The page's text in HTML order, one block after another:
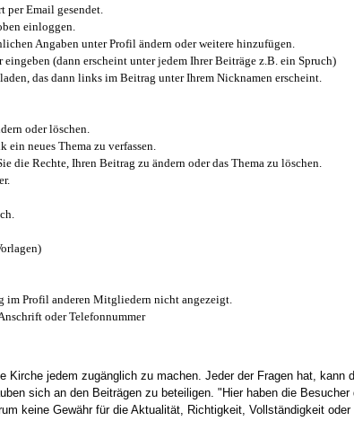
per Email gesendet.
einloggen.
Angaben unter Profil ändern oder weitere hinzufügen.
(dann erscheint unter jedem Ihrer Beiträge z.B. ein Spruch)
das dann links im Beitrag unter Ihrem Nicknamen erscheint.
oder löschen.
neues Thema zu verfassen.
die Rechte, Ihren Beitrag zu ändern oder das Thema zu löschen.
im Profil anderen Mitgliedern nicht angezeigt.
oder Telefonnummer
Kirche jedem zugänglich zu machen. Jeder der Fragen hat,
sich an den Beiträgen zu beteiligen. "Hier haben die
keine Gewähr für die Aktualität, Richtigkeit, Vollständigkeit